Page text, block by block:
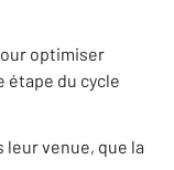
optimiser
étape du cycle
leur venue, que la